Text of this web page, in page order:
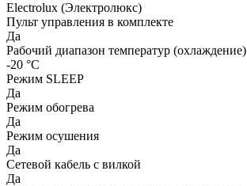
Electrolux (Электролюкс)
Пульт управления в комплекте
Да
Рабочий диапазон температур (охлаждение)
-20 °С
Режим SLEEP
Да
Режим обогрева
Да
Режим осушения
Да
Сетевой кабель с вилкой
Да